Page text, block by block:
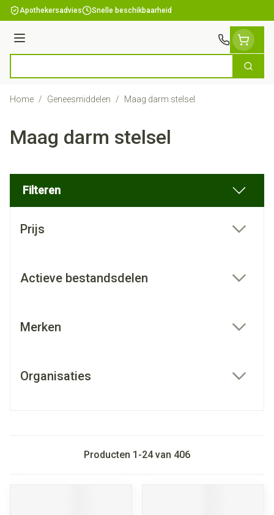
Ga naar de inhoud
Apothekersadvies Snelle beschikbaarheid
Menu
Zoek
Home / Geneesmiddelen / Maag darm stelsel
Maag darm stelsel
Filteren
Prijs
Actieve bestandsdelen
Merken
Organisaties
Producten 1 -24van 406